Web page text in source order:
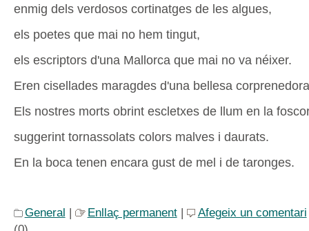
enmig dels verdosos cortinatges de les algues,
els poetes que mai no hem tingut,
els escriptors d'una Mallorca que mai no va néixer.
Eren cisellades maragdes d'una bellesa
Els nostres morts obrint escletxes de llum en la
suggerint tornassolats colors malves i daurats.
En la boca tenen encara gust de mel i de taronges.
General | Enllaç permanent| Afegeix un comentari